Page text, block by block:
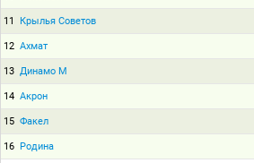
11 Крылья Советов
12 Ахмат
13 Динамо М
14 Акрон
15 Факел
16 Родина